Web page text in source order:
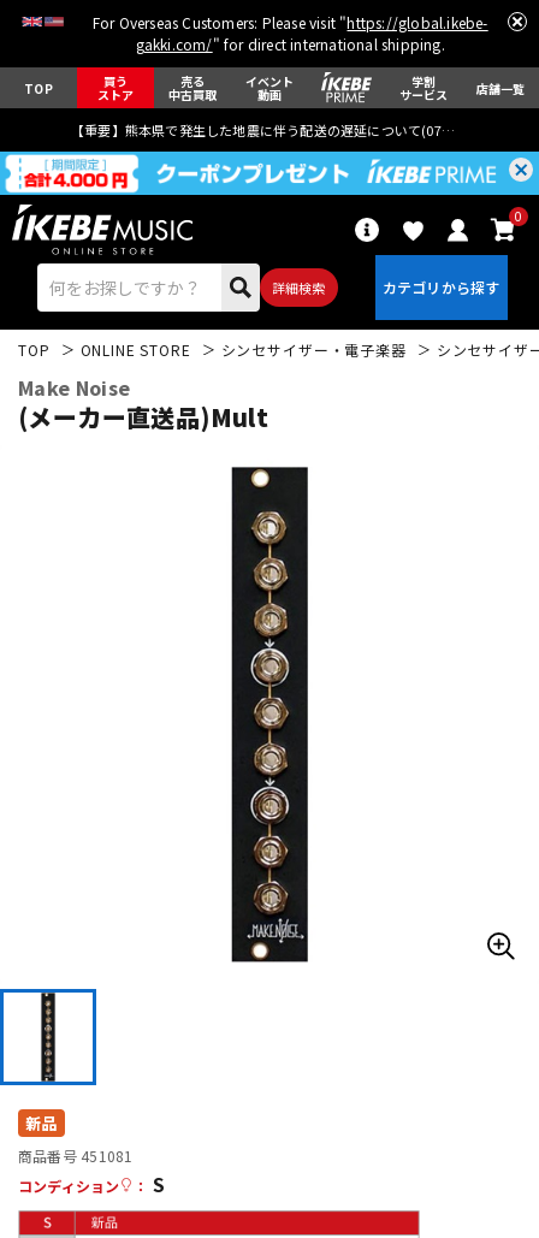
For Overseas Customers: Please visit "https://global.ikebe-
gakki.com/" for direct international shipping.
TOP 買う
ストア
売る
中古買取
イベント
動画
学割
サービス 店舗一覧
【重要】熊本県で発生した地震に伴う配送の遅延について(07月29日
詳細検索
0
配信/ライブ機器
TOP ONLINE STORE シンセサイザー・電子楽器 シンセサイザ
Make Noise
(メーカー直送品)Mult
新品
商品番号 451081
コンディション
： S